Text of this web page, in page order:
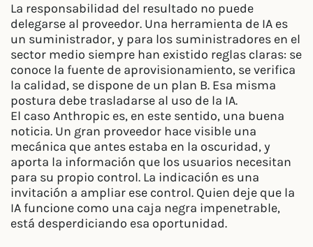
La responsabilidad del resultado no puede
delegarse al proveedor. Una herramienta de IA es
un suministrador, y para los suministradores en el
sector medio siempre han existido reglas claras: se
conoce la fuente de aprovisionamiento, se verifica
la calidad, se dispone de un plan B. Esa misma
postura debe trasladarse al uso de la IA.
El caso Anthropic es, en este sentido, una buena
noticia. Un gran proveedor hace visible una
mecánica que antes estaba en la oscuridad, y
aporta la información que los usuarios necesitan
para su propio control. La indicación es una
invitación a ampliar ese control. Quien deje que la
IA funcione como una caja negra impenetrable,
está desperdiciando esa oportunidad.